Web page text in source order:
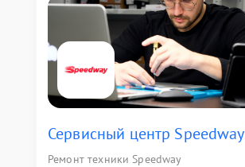
Сервисный центр Speedway
Ремонт техники Speedway